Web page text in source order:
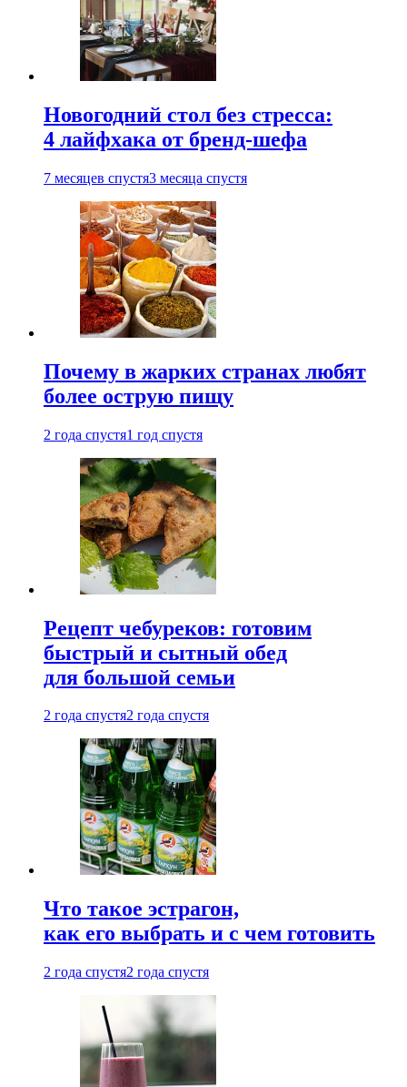
Новогодний стол без стресса:
4 лайфхака от бренд-шефа
7 месяцев спустя3 месяца спустя
Почему в жарких странах любят
более острую пищу
2 года спустя1 год спустя
Рецепт чебуреков: готовим
быстрый и сытный обед
для большой семьи
2 года спустя2 года спустя
Что такое эстрагон,
как его выбрать и с чем готовить
2 года спустя2 года спустя